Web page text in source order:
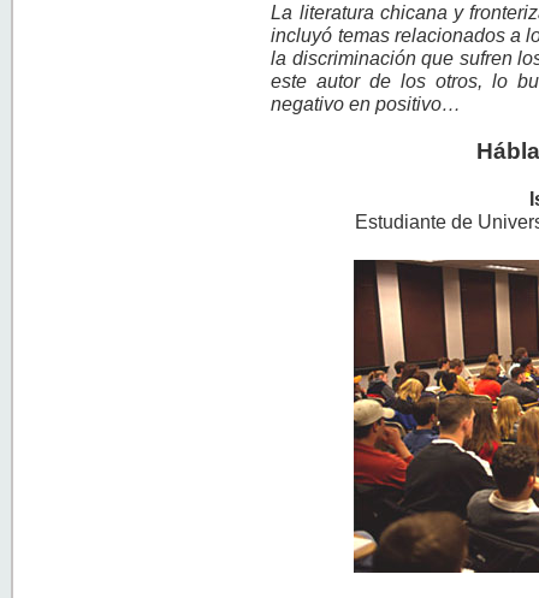
La literatura chicana y
incluyó temas relacionados a
la discriminación que sufren
este autor de los otros, lo
negativo en positivo…
Estudiante de